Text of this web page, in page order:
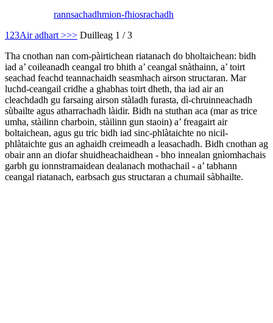
rannsachadhmion-fhiosrachadh
1 23Air adhart >>> Duilleag 1 / 3
Tha cnothan nan com-pàirtichean riatanach do bholtaichean: bidh
iad a’ coileanadh ceangal tro bhith a’ ceangal snàthainn, a’ toirt
seachad feachd teannachaidh seasmhach airson structaran. Mar
luchd-ceangail cridhe a ghabhas toirt dheth, tha iad air an
cleachdadh gu farsaing airson stàladh furasta, dì-chruinneachadh
sùbailte agus atharrachadh làidir. Bidh na stuthan aca (mar as trice
umha, stàilinn charboin, stàilinn gun staoin) a’ freagairt air
boltaichean, agus gu tric bidh iad sinc-phlàtaichte no nicil-
phlàtaichte gus an aghaidh creimeadh a leasachadh. Bidh cnothan ag
obair ann an diofar shuidheachaidhean - bho innealan gnìomhachais
garbh gu ionnstramaidean dealanach mothachail - a’ tabhann
ceangal riatanach, earbsach gus structaran a chumail sàbhailte.